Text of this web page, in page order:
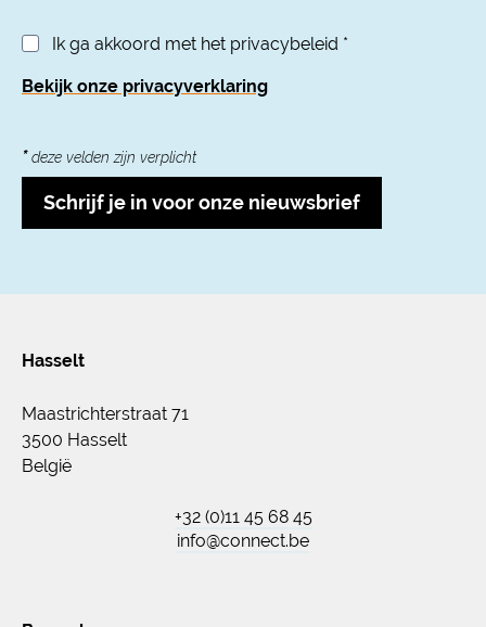
Ik ga akkoord met het privacybeleid *
Bekijk onze privacyverklaring
*deze velden zijn verplicht
Schrijf je in voor onze nieuwsbrief
Hasselt
Maastrichterstraat 71
3500 Hasselt
België
+32 (0)11 45 68 45
info@connect.be